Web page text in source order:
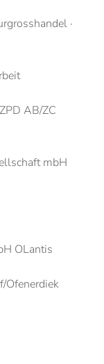
·
AB/ZC
mbH
OLantis
Ofenerdiek